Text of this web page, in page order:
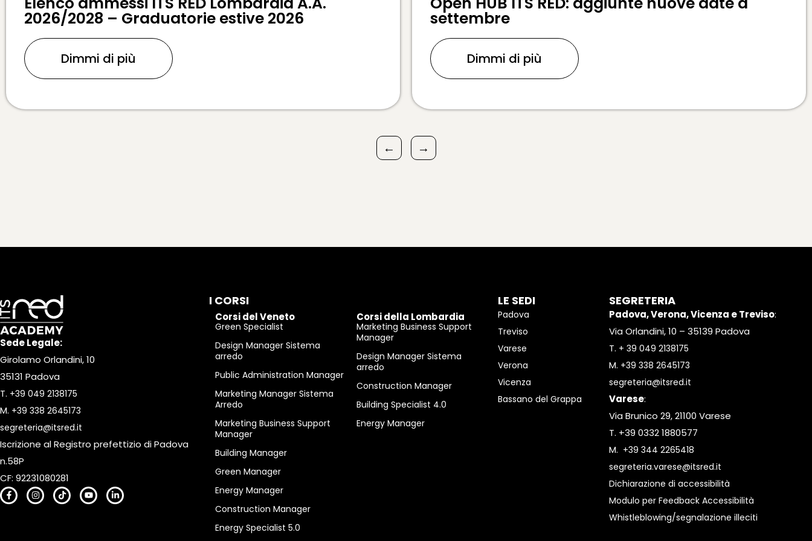
2026/2028 – Graduatorie estive 2026
Dimmi di più
settembre
Dimmi di più
← →
Sede Legale:
Girolamo Orlandini, 10
35131 Padova
T. +39 049 2138175
M. +39 338 2645173
segreteria@itsred.it
Iscrizione al Registro prefettizio di Padova
n.58P
CF: 92231080281
I CORSI
Corsi del Veneto
Green Specialist
Design Manager Sistema
arredo
Public Administration Manager
Marketing Manager Sistema
Arredo
Marketing Business Support
Manager
Building Manager
Green Manager
Energy Manager
Construction Manager
Energy Specialist 5.0
Corsi della Lombardia
Marketing Business Support
Manager
Design Manager Sistema
arredo
Construction Manager
Building Specialist 4.0
Energy Manager
LE SEDI
Padova
Treviso
Varese
Verona
Vicenza
Bassano del Grappa
SEGRETERIA
Padova, Verona, Vicenza e Treviso:
Via Orlandini, 10 – 35139 Padova
T. + 39 049 2138175
M. +39 338 2645173
segreteria@itsred.it
Varese:
Via Brunico 29, 21100 Varese
T. +39 0332 1880577
M. +39 344 2265418
segreteria.varese@itsred.it
Dichiarazione di accessibilità
Modulo per Feedback Accessibilità
Whistleblowing/segnalazione illeciti